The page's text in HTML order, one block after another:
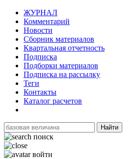
ЖУРНАЛ
Комментарий
Новости
Сборник материалов
Квартальная отчетность
Подписка
Подборки материалов
Подписка на рассылку
Теги
Контакты
Каталог расчетов
Найти
поиск
войти